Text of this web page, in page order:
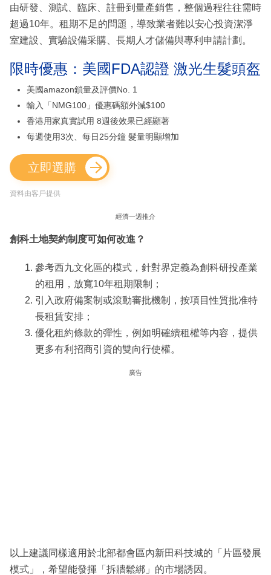
由研發、測試、臨床、註冊到量產銷售，整個過程往往需時
超過10年。租期不足的問題，導致業者難以安心投資潔淨
室建設、實驗設備采購、長期人才儲備與專利申請計劃。
限時優惠：美國FDA認證 激光生髮頭盔
美國amazon鎖量及評價No. 1
輸入「NMG100」優惠碼額外減$100
香港用家真實試用 8週後效果已經顯著
每週使用3次、每日25分鐘 髮量明顯增加
立即選購
資料由客戶提供
經濟一週推介
創科土地契約制度可如何改進？
參考西九文化區的模式，針對界定義為創科研投產業
的租用，放寬10年租期限制；
引入政府備案制或滾動審批機制，按項目性質批准特
長租賃安排；
優化租約條款的彈性，例如明確續租權等内容，提供
更多有利招商引資的雙向行使權。
廣告
以上建議同樣適用於北部都會區內新田科技城的「片區發展
模式」，希望能發揮「拆牆鬆綁」的市場誘因。